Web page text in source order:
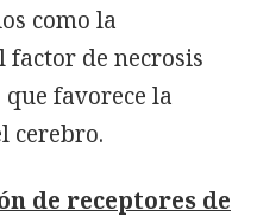
como la
de necrosis
favorece la
cerebro.
de receptores de